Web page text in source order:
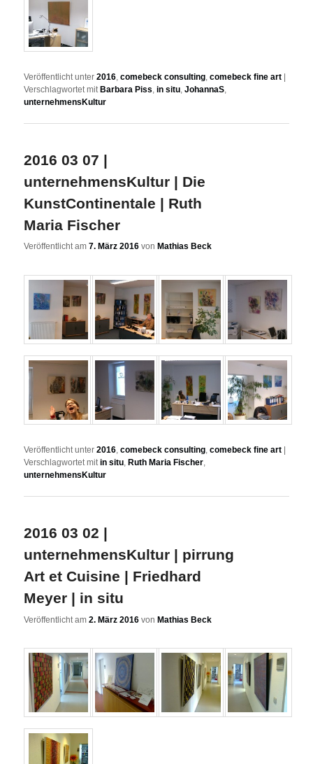
Veröffentlicht unter 2016,comebeck consulting,comebeck fine art |
Verschlagwortet mit Barbara Piss,in situ,JohannaS,
unternehmensKultur
2016 03 07 |
unternehmensKultur | Die
KunstContinentale | Ruth
Maria Fischer
Veröffentlicht am7. März 2016 von Mathias Beck
Veröffentlicht unter 2016,comebeck consulting,comebeck fine art
Verschlagwortet mit in situ, Ruth Maria Fischer,
unternehmensKultur
2016 03 02 |
unternehmensKultur | pirrung
Art et Cuisine | Friedhard
Meyer | in situ
Veröffentlicht am2. März 2016 vonMathias Beck